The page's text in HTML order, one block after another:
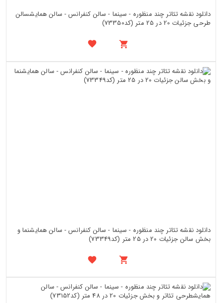
دانلود نقشه تئاتر چند منظوره - سینما - سالن کنفرانس - سالن همایشسالن
طرحی جزئیات 20 در 25 متر (کد73350)
دانلود نقشه تئاتر چند منظوره - سینما - سالن کنفرانس - سالن همایشنما و
بخش سالن جزئیات 20 در 25 متر (کد73349)